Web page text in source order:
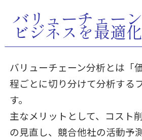
バリューチェー
ビジネスを最適
バリューチェーン分析とは「
程ごとに切り分けて分析する
す。
主なメリットとして、コスト
の見直し、競合他社の活動予